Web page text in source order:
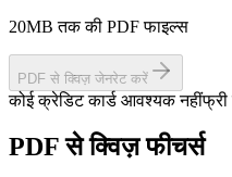
20MB तक की PDF फाइल्स
PDF से क्विज़ जेनरेट करें
कोई क्रेडिट कार्ड आवश्यक नहीं
PDF से क्विज़ फीचर्स